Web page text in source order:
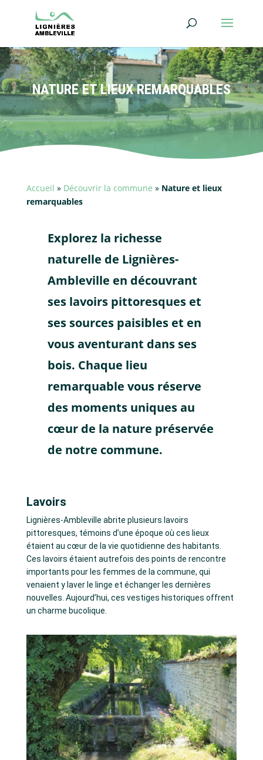
NATURE ET LIEUX REMARQUABLES
Accueil » Découvrir la commune » Nature et lieux
remarquables
Explorez la richesse
naturelle de Lignières-
Ambleville en découvrant
ses lavoirs pittoresques et
ses sources paisibles et en
vous aventurant dans ses
bois. Chaque lieu
remarquable vous réserve
des moments uniques au
cœur de la nature préservée
de notre commune.
Lavoirs
Lignières-Ambleville abrite plusieurs lavoirs
pittoresques, témoins d’une époque où ces lieux
étaient au cœur de la vie quotidienne des habitants.
Ces lavoirs étaient autrefois des points de rencontre
importants pour les femmes de la commune, qui
venaient y laver le linge et échanger les dernières
nouvelles. Aujourd’hui, ces vestiges historiques offrent
un charme bucolique.